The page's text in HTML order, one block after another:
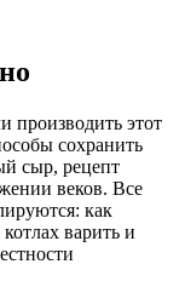
производить этот
сохранить
сыр, рецепт
веков. Все
как
варить и